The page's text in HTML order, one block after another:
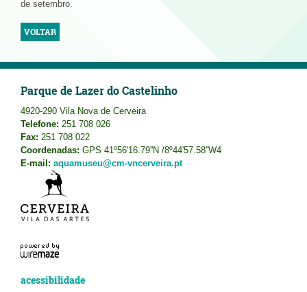
de setembro.
VOLTAR
Parque de Lazer do Castelinho
4920-290 Vila Nova de Cerveira
Telefone: 251 708 026
Fax: 251 708 022
Coordenadas: GPS 41º56'16.79''N /8º44'57.58''W4
E-mail: aquamuseu@cm-vncerveira.pt
acessibilidade